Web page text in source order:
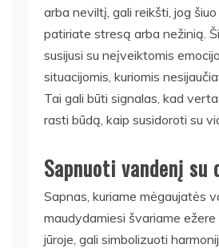
arba neviltį, gali reikšti, jog
patiriate stresą arba nežinią.
susijusi su neįveiktomis
situacijomis, kuriomis
Tai gali būti signalas, kad
rasti būdą, kaip susidoroti su
Sapnuoti vandenį su
Sapnas, kuriame mėgaujatės
maudydamiesi švariame ežere
jūroje, gali simbolizuoti